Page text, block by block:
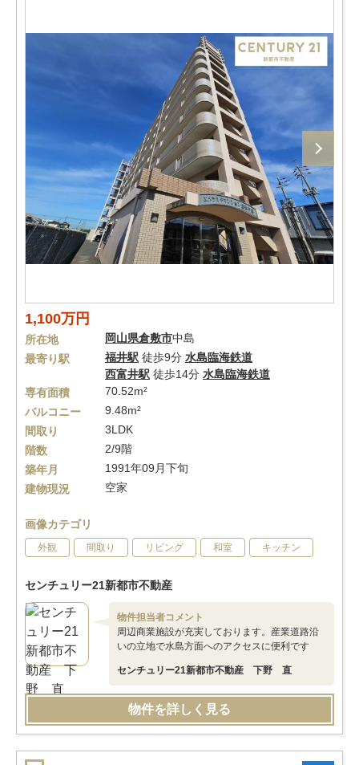
1,100万円
所在地 岡山県倉敷市中島
最寄り駅
福井駅 徒歩9分 水島臨海鉄道
西富井駅 徒歩14分 水島臨海鉄道
専有面積
70.52m²
バルコニー
9.48m²
間取り
3LDK
階数
2/9階
築年月
1991年09月下旬
建物現況
空家
画像カテゴリ
外観 間取り リビング 和室 キッチン
センチュリー21新都市不動産
物件担当者コメント
周辺商業施設が充実しております。産業道路沿
いの立地で水島方面へのアクセスに便利です
センチュリー21新都市不動産 下野 直
物件を詳しく見る